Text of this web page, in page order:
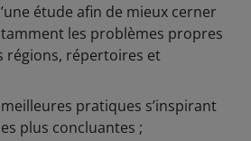
étude afin de mieux cerner
les problèmes propres
régions, répertoires et
pratiques s’inspirant
plus concluantes ;